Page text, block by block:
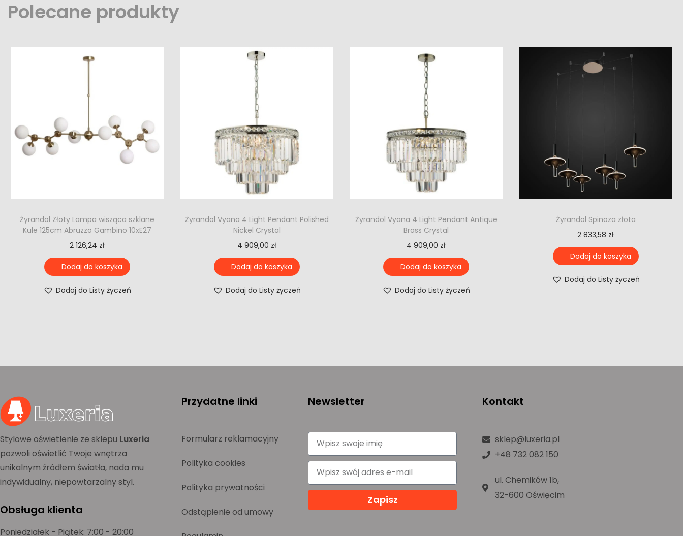
Polecane produkty
Żyrandol Złoty Lampa wisząca szklane
Kule 125cm Abruzzo Gambino 10xE27
2 126,24 zł
Dodaj do koszyka
Dodaj do Listy życzeń
Żyrandol Vyana 4 Light Pendant Polished
Nickel Crystal
4 909,00 zł
Dodaj do koszyka
Dodaj do Listy życzeń
Żyrandol Vyana 4 Light Pendant Antique
Brass Crystal
4 909,00 zł
Dodaj do koszyka
Dodaj do Listy życzeń
Żyrandol Spinoza złota
2 833,58 zł
Dodaj do koszyka
Dodaj do Listy życzeń
Stylowe oświetlenie ze sklepu Luxeria
pozwoli oświetlić Twoje wnętrza
unikalnym źródłem światła, nada mu
indywidualny, niepowtarzalny styl.
Obsługa klienta
Poniedziałek - Piątek: 7:00 - 20:00
Przydatne linki
Formularz reklamacyjny
Polityka cookies
Polityka prywatności
Odstąpienie od umowy
Newsletter
Zapisz
Kontakt
sklep@luxeria.pl
+48 732 082 150
ul. Chemików 1b,
32-600 Oświęcim